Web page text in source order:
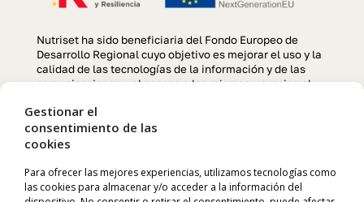
Gestionar el
consentimiento de las
cookies
Para ofrecer las mejores experiencias, utilizamos tecnologías como
las cookies para almacenar y/o acceder a la información del
Nutriset ha sido beneficiaria del Fondo Europeo de
Desarrollo Regional cuyo objetivo es mejorar el uso y la
calidad de las tecnologías de la información y de las
comunicaciones y el acceso a las mismas y gracias al
optimización de la página web, para la mejora de
competitividad y productividad de la empresa durante el
año 2022. Para ello ha contado con el apoyo del
Manresa. «Una manera de hacer Europa»